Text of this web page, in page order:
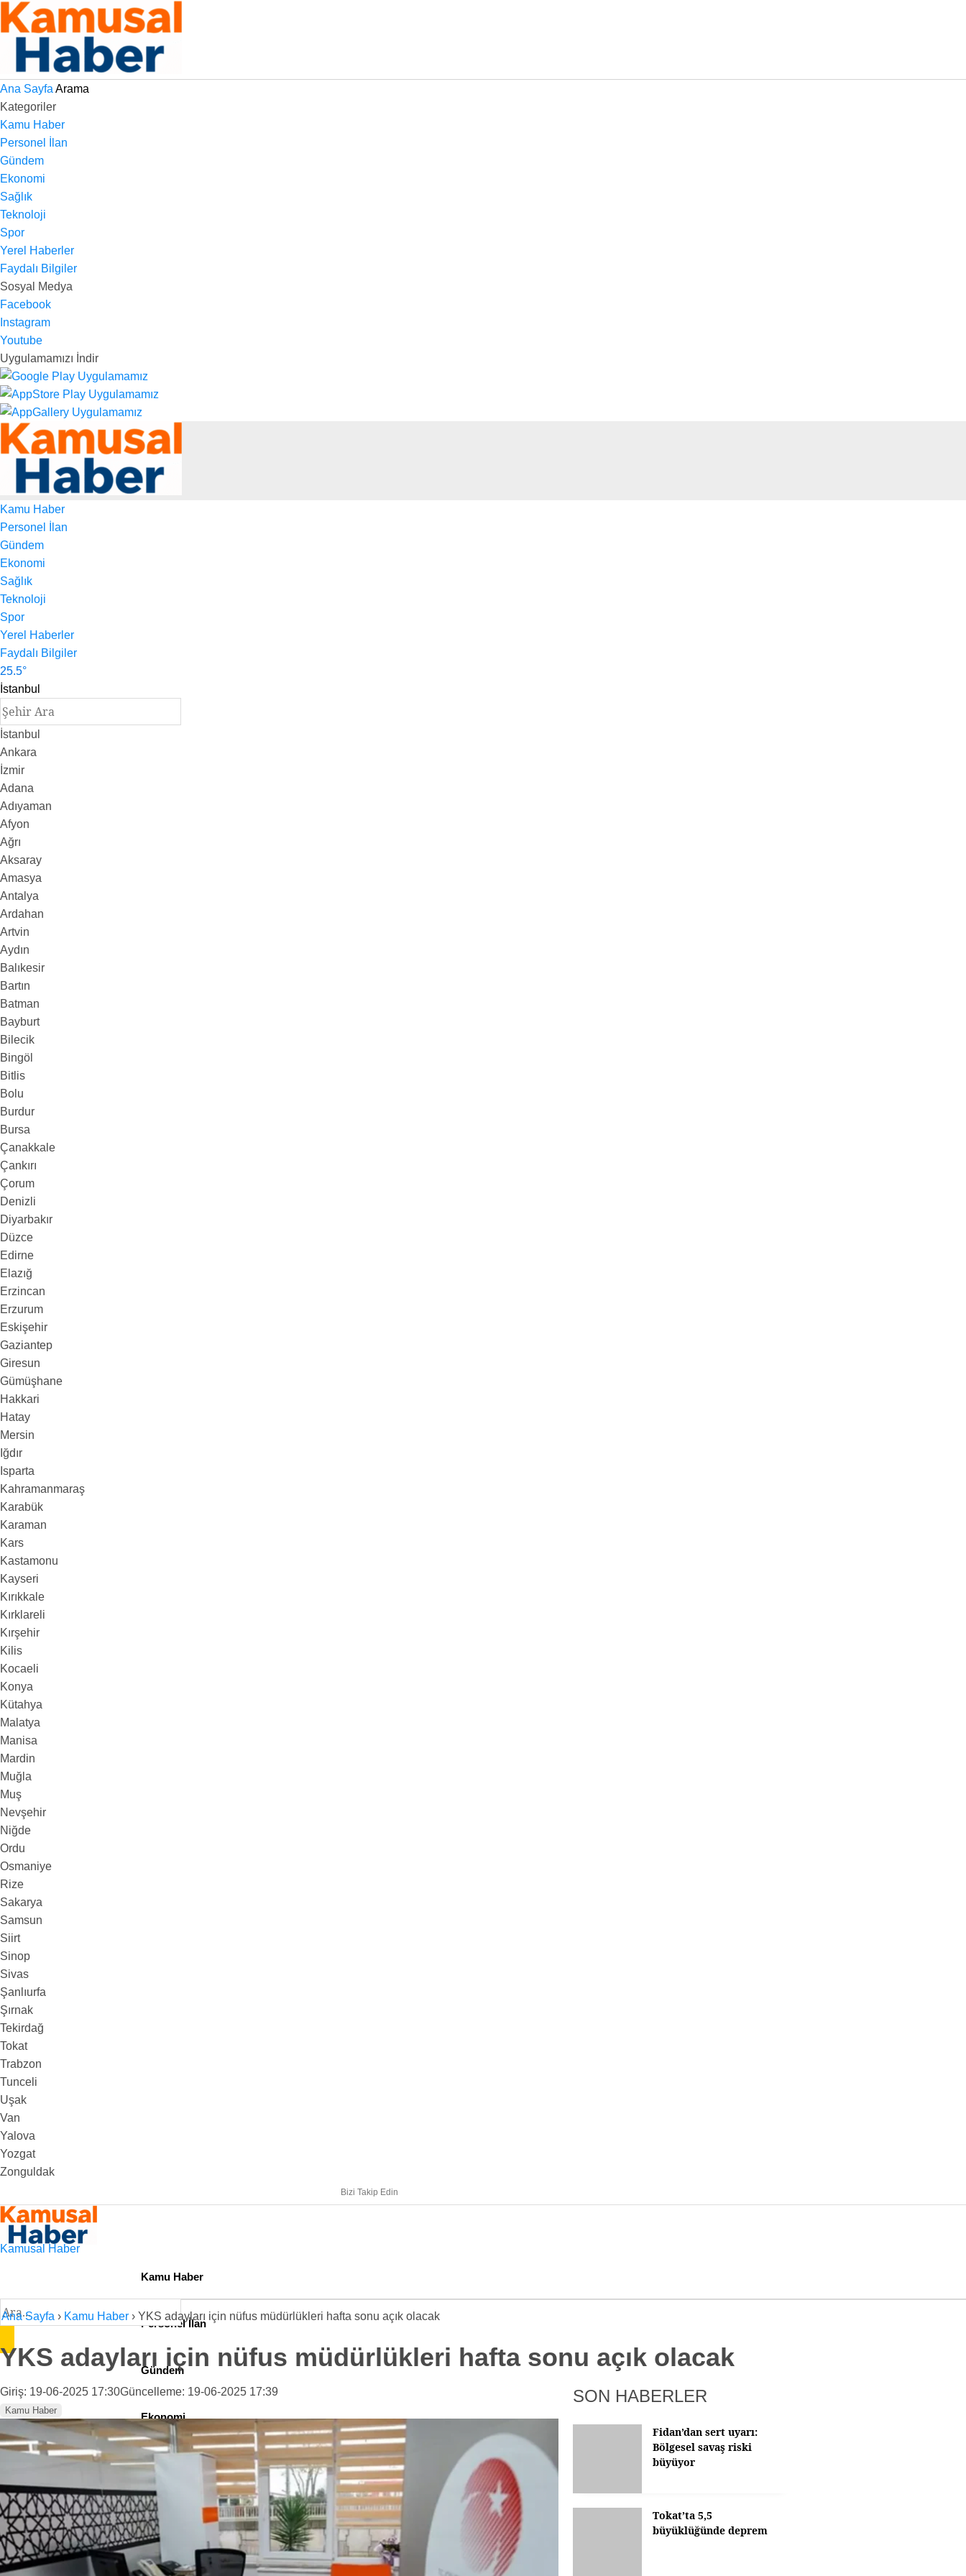
Ana Sayfa Arama
Kategoriler
Kamu Haber
Personel İlan
Gündem
Ekonomi
Sağlık
Teknoloji
Spor
Yerel Haberler
Faydalı Bilgiler
Sosyal Medya
Facebook
Instagram
Youtube
Uygulamamızı İndir
Kamu Haber
Personel İlan
Gündem
Ekonomi
Sağlık
Teknoloji
Spor
Yerel Haberler
Faydalı Bilgiler
25.5°
İstanbul
İstanbul
Ankara
İzmir
Adana
Adıyaman
Afyon
Ağrı
Aksaray
Amasya
Antalya
Ardahan
Artvin
Aydın
Balıkesir
Bartın
Batman
Bayburt
Bilecik
Bingöl
Bitlis
Bolu
Burdur
Bursa
Çanakkale
Çankırı
Çorum
Denizli
Diyarbakır
Düzce
Edirne
Elazığ
Erzincan
Erzurum
Eskişehir
Gaziantep
Giresun
Gümüşhane
Hakkari
Hatay
Mersin
Iğdır
Isparta
Kahramanmaraş
Karabük
Karaman
Kars
Kastamonu
Kayseri
Kırıkkale
Kırklareli
Kırşehir
Kilis
Kocaeli
Konya
Kütahya
Malatya
Manisa
Mardin
Muğla
Muş
Nevşehir
Niğde
Ordu
Osmaniye
Rize
Sakarya
Samsun
Siirt
Sinop
Sivas
Şanlıurfa
Şırnak
Tekirdağ
Tokat
Trabzon
Tunceli
Uşak
Van
Yalova
Yozgat
Zonguldak
Bizi Takip Edin
Kamusal Haber
Kamu Haber
Personel İlan
Gündem
Ekonomi
Sağlık
Teknoloji
Spor
Ana Sayfa › Kamu Haber › YKS adayları için nüfus müdürlükleri hafta sonu açık olacak
YKS adayları için nüfus müdürlükleri hafta sonu açık olacak
Giriş: 19-06-2025 17:30Güncelleme: 19-06-2025 17:39
Kamu Haber
SON HABERLER
Fidan’dan sert uyarı:
Bölgesel savaş riski
büyüyor
Tokat’ta 5,5
büyüklüğünde deprem